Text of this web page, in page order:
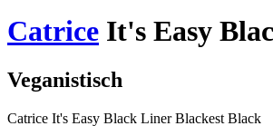
Catrice It's Easy
Veganistisch
Catrice It's Easy Black Liner Blackest Black